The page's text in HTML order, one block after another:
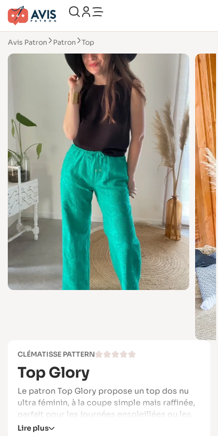
Avis Patron Patron Top
CLÉMATISSE PATTERN
Top Glory
Le patron Top Glory propose un top dos nu
ultra féminin, à la coupe simple mais raffinée,
parfait pour les journées ensoleillées ou les
soirées estivales.
Lire plus